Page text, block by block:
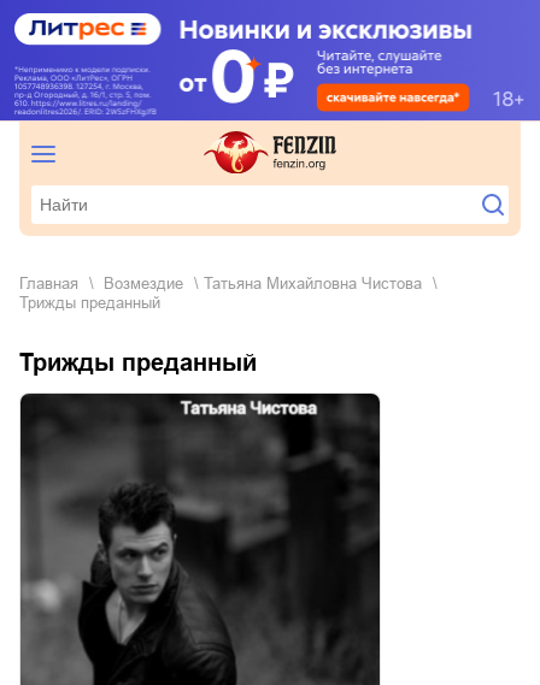
Главная возмездие
Татьяна Михайловна Чистова
Трижды преданный
Трижды преданный